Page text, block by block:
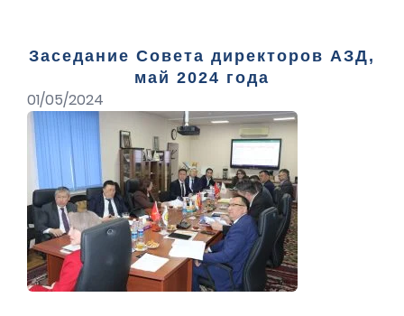
Заседание Совета директоров АЗД,
май 2024 года
01/05/2024